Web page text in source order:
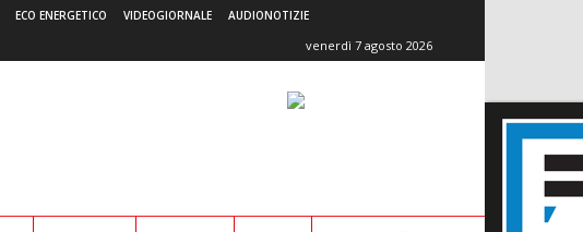
ECO ENERGETICO VIDEOGIORNALE AUDIONOTIZIE
venerdì 7 agosto 2026